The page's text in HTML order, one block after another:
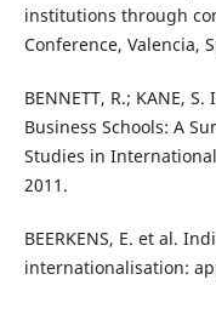
institutions through
Conference, Valencia,
BENNETT, R.; KANE,
Business Schools: A
Studies in
2011.
BEERKENS, E. et al.
internationalisation: